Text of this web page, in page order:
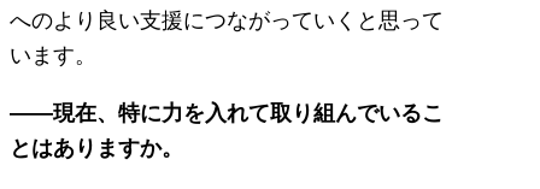
へのより良い支援につながっていくと思って
います。
――現在、特に力を入れて取り組んでいるこ
とはありますか。